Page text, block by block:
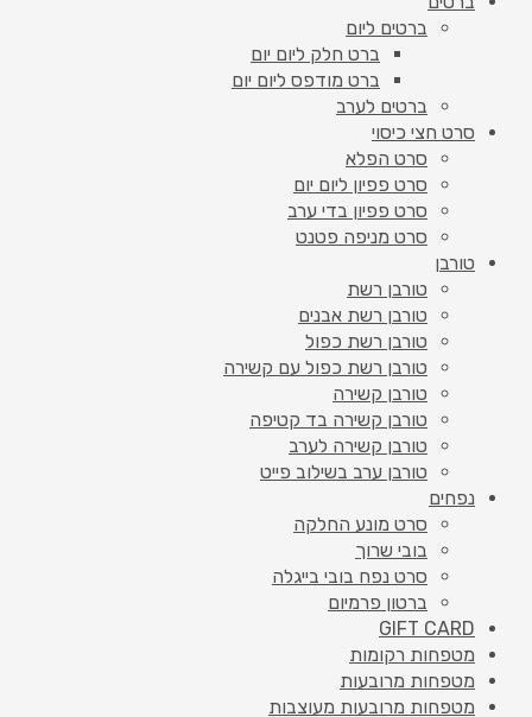
ברטים ליום
ברט חלק ליום יום
ברט מודפס ליום יום
ברטים לערב
סרט חצי כיסוי
סרט הפלא
סרט פפיון ליום יום
סרט פפיון בדי ערב
סרט מניפה פטנט
טורבן
טורבן רשת
טורבן רשת אבנים
טורבן רשת כפול
טורבן רשת כפול עם קשירה
טורבן קשירה
טורבן קשירה בד קטיפה
טורבן קשירה לערב
טורבן ערב בשילוב פייט
נפחים
סרט מונע החלקה
בובי שרוך
סרט נפח בובי בייגלה
ברטון פרמיום
GIFT CARD
מטפחות רקומות
מטפחות מרובעות
מטפחות מרובעות מעוצבות